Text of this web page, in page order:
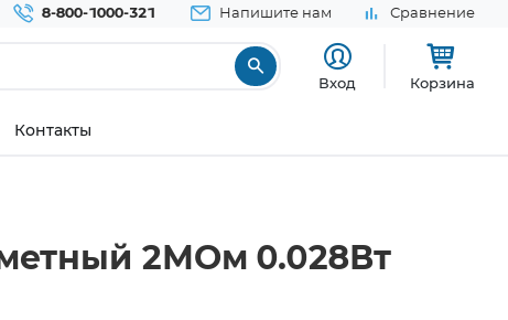
8-800-1000-321 Напишите нам Сравнение
Вход Корзина
Контакты
2МОм 0.028Вт